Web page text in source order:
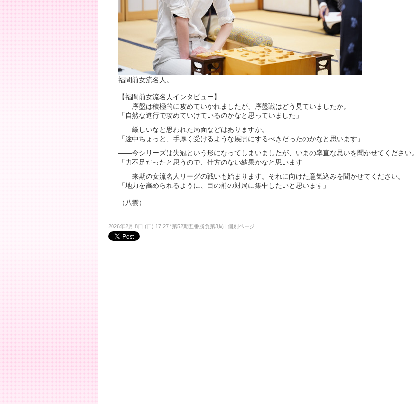
福間前女流名人。
【福間前女流名人インタビュー】
――序盤は積極的に攻めていかれましたが、序盤戦はどう見ていましたか。
「自然な進行で攻めていけているのかなと思っていました」
――厳しいなと思われた局面などはありますか。
「途中ちょっと、手厚く受けるような展開にするべきだったのかなと思います」
――今シリーズは失冠という形になってしまいましたが、いまの率直な思いを聞かせてください。
「力不足だったと思うので、仕方のない結果かなと思います」
――来期の女流名人リーグの戦いも始まります。それに向けた意気込みを聞かせてください。
「地力を高められるように、目の前の対局に集中したいと思います」
（八雲）
2026年2月 8日 (日) 17:27 *第52期五番勝負第3局 | 個別ページ